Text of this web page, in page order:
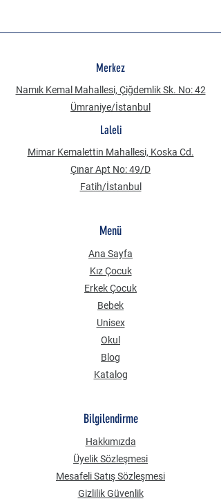
Merkez
Namık Kemal Mahallesi, Çiğdemlik Sk. No: 42
Ümraniye/İstanbul
Laleli
Mimar Kemalettin Mahallesi, Koska Cd.
Çınar Apt No: 49/D
Fatih/İstanbul
Menü
Ana Sayfa
Kız Çocuk
Erkek Çocuk
Bebek
Unisex
Okul
Blog
Katalog
Bilgilendirme
Hakkımızda
Üyelik Sözleşmesi
Mesafeli Satış Sözleşmesi
Gizlilik Güvenlik